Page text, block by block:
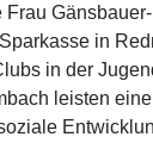
Frau
in
in der
leisten